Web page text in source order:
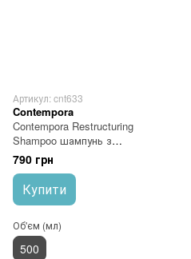
Артикул: cnt633
Contempora
Contempora Restructuring
Shampoo шампунь з
рослинним кератином та
олією опунції 500 мл
790 грн
Купити
Об'єм (мл)
500